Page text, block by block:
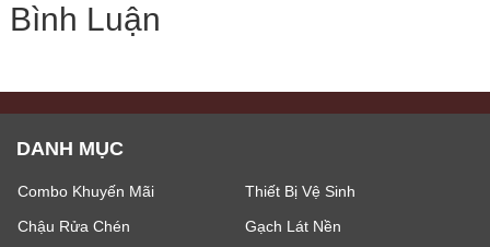
Bình Luận
DANH MỤC
Combo Khuyến Mãi
Thiết Bị Vệ Sinh
Chậu Rửa Chén
Gạch Lát Nền